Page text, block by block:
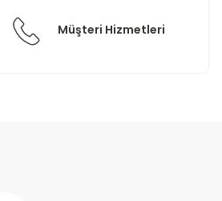
Müşteri Hizmetleri